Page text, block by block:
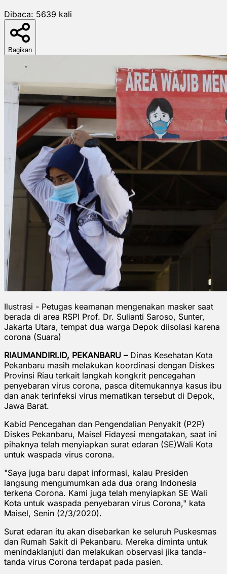
Dibaca: 5639 kali
Bagikan
Ilustrasi - Petugas keamanan mengenakan masker saat
berada di area RSPI Prof. Dr. Sulianti Saroso, Sunter,
Jakarta Utara, tempat dua warga Depok diisolasi karena
corona (Suara)
RIAUMANDIRI.ID, PEKANBARU –Dinas Kesehatan Kota
Pekanbaru masih melakukan koordinasi dengan Diskes
Provinsi Riau terkait langkah kongkrit pencegahan
penyebaran virus corona, pasca ditemukannya kasus ibu
dan anak terinfeksi virus mematikan tersebut di Depok,
Jawa Barat.
Kabid Pencegahan dan Pengendalian Penyakit (P2P)
Diskes Pekanbaru, Maisel Fidayesi mengatakan, saat ini
pihaknya telah menyiapkan surat edaran (SE)Wali Kota
untuk waspada virus corona.
"Saya juga baru dapat informasi, kalau Presiden
langsung mengumumkan ada dua orang Indonesia
terkena Corona. Kami juga telah menyiapkan SE Wali
Kota untuk waspada penyebaran virus Corona," kata
Maisel, Senin (2/3/2020).
Surat edaran itu akan disebarkan ke seluruh Puskesmas
dan Rumah Sakit di Pekanbaru. Mereka diminta untuk
menindaklanjuti dan melakukan observasi jika tanda-
tanda virus Corona terdapat pada pasien.